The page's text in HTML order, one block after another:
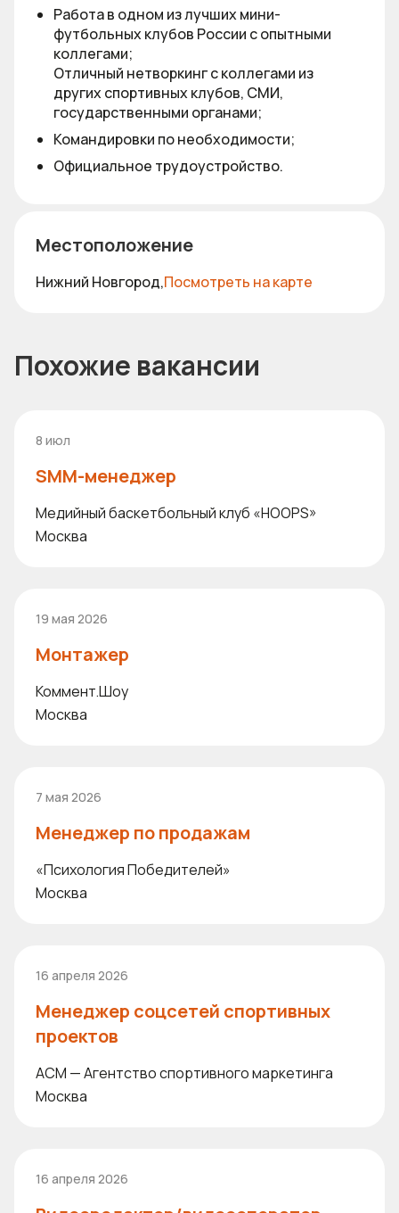
Работа в одном из лучших мини-
футбольных клубов России с опытными
коллегами;
Отличный нетворкинг с коллегами из
других спортивных клубов, СМИ,
государственными органами;
Командировки по необходимости;
Официальное трудоустройство.
Местоположение
Нижний Новгород,Посмотреть на карте
Похожие вакансии
8 июл
SMM-менеджер
Медийный баскетбольный клуб «HOOPS»
Москва
19 мая 2026
Монтажер
Коммент.Шоу
Москва
7 мая 2026
Менеджер по продажам
«Психология Победителей»
Москва
16 апреля 2026
Менеджер соцсетей спортивных
проектов
ACM — Агентство спортивного маркетинга
Москва
16 апреля 2026